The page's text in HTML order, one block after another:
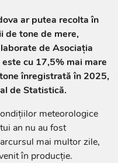
ar putea recolta în
de tone de mere,
de Asociația
cu 17,5% mai mare
înregistrată în 2025,
de Statistică.
meteorologice
an nu au fost
mai multor zile,
în producție.